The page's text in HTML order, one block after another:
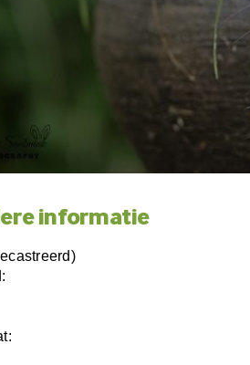
informatie